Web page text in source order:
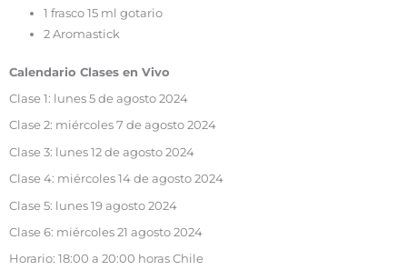
1 frasco 15 ml gotario
2 Aromastick
Calendario Clases en Vivo
Clase 1: lunes 5 de agosto 2024
Clase 2: miércoles 7 de agosto 2024
Clase 3: lunes 12 de agosto 2024
Clase 4: miércoles 14 de agosto 2024
Clase 5: lunes 19 agosto 2024
Clase 6: miércoles 21 agosto 2024
Horario: 18:00 a 20:00 horas Chile